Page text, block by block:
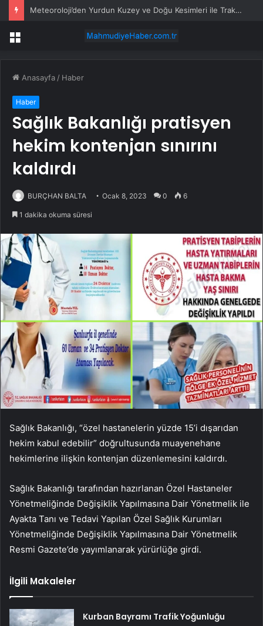
Meteoroloji’den Yurdun Kuzey ve Doğu Kesimleri ile Trakya İçin Kuvvetli Yağış ve Sağanak Uyarısı
Menü
Anasayfa / Haber
Haber
Sağlık Bakanlığı pratisyen
hekim kontenjan sınırını
kaldırdı
BURÇHAN BALTA Ocak 8, 2023 0 6
1 dakika okuma süresi
Sağlık Bakanlığı, “özel hastanelerin yüzde 15’i dışarıdan
hekim kabul edebilir” doğrultusunda muayenehane
hekimlerine ilişkin kontenjan düzenlemesini kaldırdı.
Sağlık Bakanlığı tarafından hazırlanan Özel Hastaneler
Yönetmeliğinde Değişiklik Yapılmasına Dair Yönetmelik ile
Ayakta Tanı ve Tedavi Yapılan Özel Sağlık Kurumları
Yönetmeliğinde Değişiklik Yapılmasına Dair Yönetmelik
Resmi Gazete’de yayımlanarak yürürlüğe girdi.
İlgili Makaleler
Kurban Bayramı Trafik Yoğunluğu